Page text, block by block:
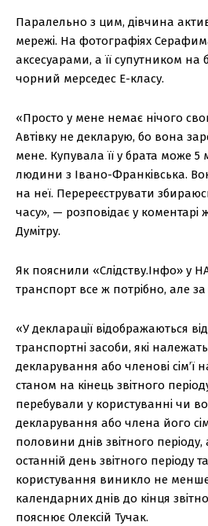
Паралельно з цим, дівчина
мережі. На фотографіях
аксесуарами, а її супутником на
чорний мерседес Е-класу.
«Просто у мене немає нічого
Автівку не декларую, бо вона
мене. Купувала її у брата може 5
людини з Івано-Франківська.
на неї. Перереєструвати
часу», — розповідає у
Думітру.
Як пояснили «Слідству.Інфо» у
транспорт все ж потрібно, але
«У декларації відображаються
транспортні засоби, які належать
декларування або членові сім’ї
станом на кінець звітного
перебували у користуванні чи
декларування або члена його
половини днів звітного
останній день звітного періоду
користування виникло не
календарних днів до кінця
пояснює Олексій Тучак.